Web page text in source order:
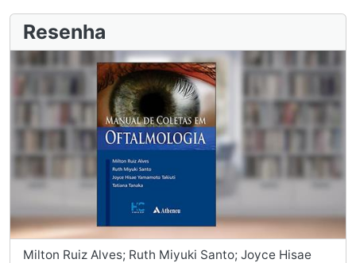
Resenha
Milton Ruiz Alves; Ruth Miyuki Santo; Joyce Hisae